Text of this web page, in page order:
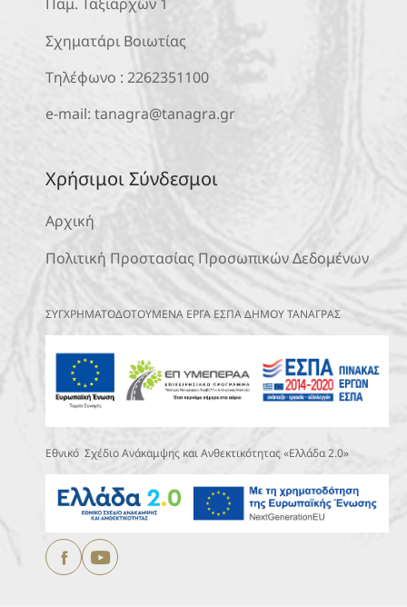
Σχηματάρι Βοιωτίας
Τηλέφωνο : 2262351100
e-mail: tanagra@tanagra.gr
Χρήσιμοι Σύνδεσμοι
Αρχική
Πολιτική Προστασίας Προσωπικών Δεδομένων
ΣΥΓΧΡΗΜΑΤΟΔΟΤΟΥΜΕΝΑ ΕΡΓΑ ΕΣΠΑ ΔΗΜΟΥ ΤΑΝΑΓΡΑΣ
Εθνικό Σχέδιο Ανάκαμψης και Ανθεκτικότητας «Ελλάδα 2.0»